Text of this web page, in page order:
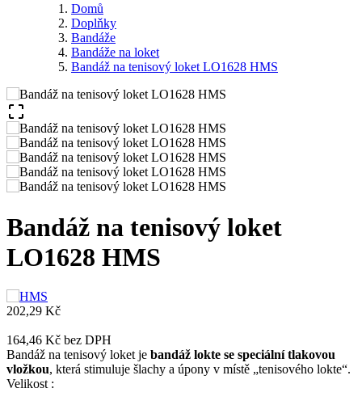
Domů
Doplňky
Bandáže
Bandáže na loket
Bandáž na tenisový loket LO1628 HMS

Bandáž na tenisový loket
LO1628 HMS
202,29 Kč
164,46 Kč bez DPH
Bandáž na tenisový loket je bandáž lokte se speciální tlakovou
vložkou, která stimuluje šlachy a úpony v místě „tenisového lokte“.
Velikost :